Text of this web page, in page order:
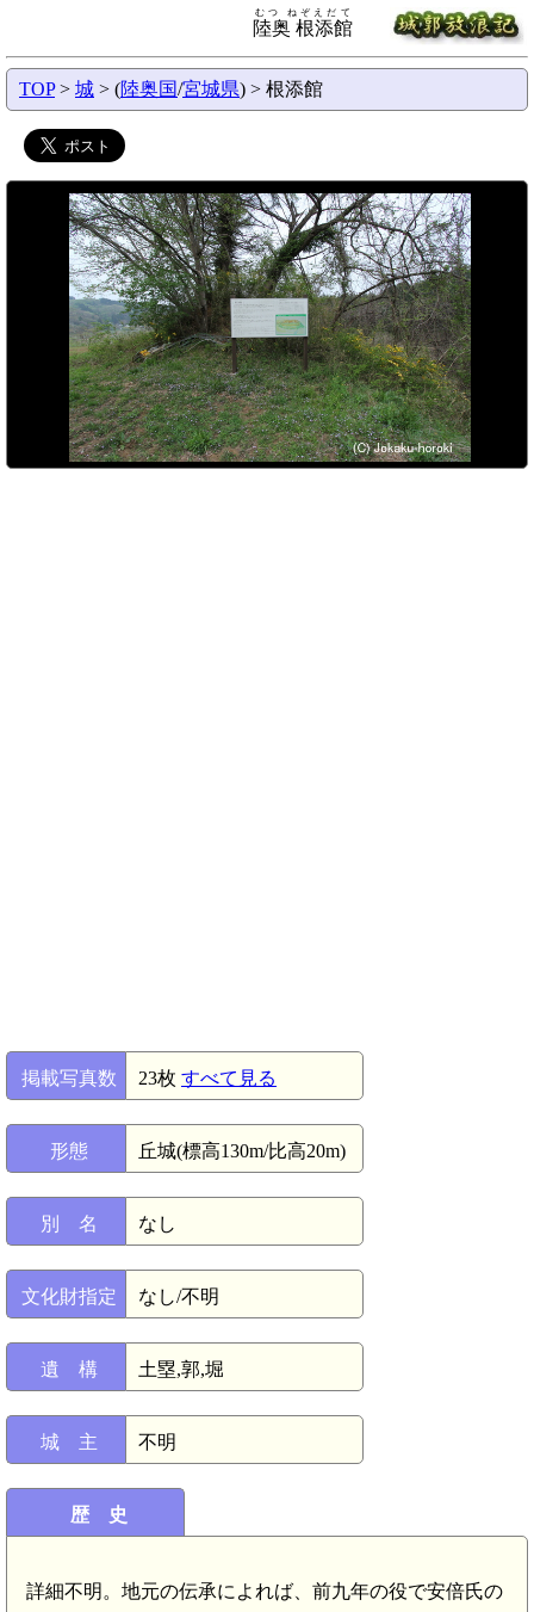
陸奥 根添館
むつ ねぞえだて
TOP> 城 > (陸奥国/宮城県) > 根添館
掲載写真数 23枚 すべて見る
形態 丘城(標高130m/比高20m)
別 名 なし
文化財指定 なし/不明
遺 構 土塁,郭,堀
城 主 不明
歴 史
詳細不明。地元の伝承によれば、前九年の役で安倍氏の